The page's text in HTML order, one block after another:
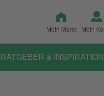
Mein Markt Mein
RATGEBER & INSPIRATION